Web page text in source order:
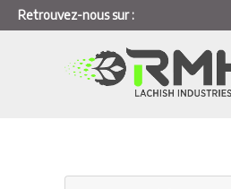
Retrouvez-nous sur :